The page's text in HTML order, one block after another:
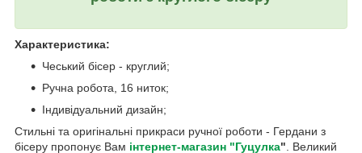
Характеристика:
Чеський бісер - круглий;
Ручна робота, 16 ниток;
Індивідуальний дизайн;
Стильні та оригінальні прикраси ручної роботи - Гердани з
бісеру пропонує Вам інтернет-магазин "Гуцулка". Великий